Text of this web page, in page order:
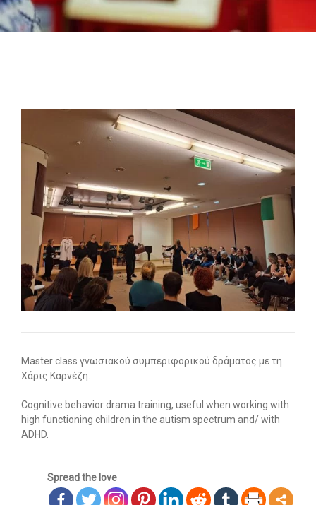
-- Τα Νέα μας
-- Θεραπευτικά Υλικά & Μέθοδοι
-- Διασφάλιση Ποιότητας – Υγιεινή Χώρων
-- Ατομικά Προγράμματα
-- Κατ’οίκον Προγράμματα
-- Ομαδικά Προγράμματα
-- Προγράμματα στον Η/Υ
Οι υπηρεσίες μας
-- Λογοθεραπεία
-- Ειδική Αγωγή
-- Πρώιμη Παρέμβαση
Master class γνωσιακού συμπεριφορικού δράματος με τη
Χάρις Καρνέζη.
Cognitive behavior drama training, useful when working with
high functioning children in the autism spectrum and/ with
ADHD.
Spread the love